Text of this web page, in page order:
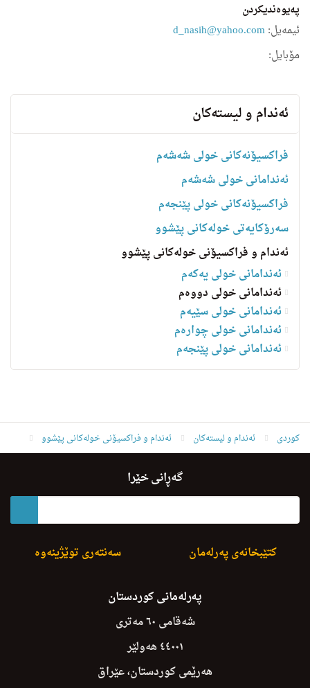
په‌یوه‌ندیكردن
ئیمه‌یل:d_nasih@yahoo.com
مۆبایل:
ئه‌ندام و لیسته‌كان
فراکسیۆنەکانی خولی شەشەم
ئەندامانی خولی شەشەم
فراکسیۆنەکانی خولی پێنجەم
سه‌رۆكایه‌تی خولەکانی پێشوو
ئەندام و فراکسیۆنی خولەکانی پێشوو
ئەندامانی خولی یەکەم
ئەندامانی خولی دووەم
ئەندامانی خولی سێیەم
ئەندامانی خولی چوارەم
ئه‌ندامانی خولی پێنجەم
کوردی ئه‌ندام و لیسته‌كان ئەندام و فراکسیۆنی خولەکانی پێشوو
د. ناسح غه‌فوور ره‌مه‌زان
گەڕانی خێرا
سەنتەری توێژینەوە کتێبخانەی پەرلەمان
پەرلەمانی کوردستان
شەقامی ٦٠ مەتری
٤٤٠٠١ هەولێر
هەرێمی کوردستان، عێراق